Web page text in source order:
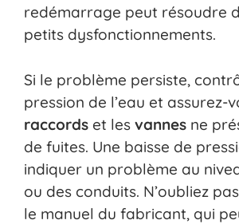
redémarrage peut résoudre
petits dysfonctionnements.
Si le problème persiste,
pression de l’eau et assurez-
raccords et les vannes ne
de fuites. Une baisse de
indiquer un problème au
ou des conduits. N’oubliez
le manuel du fabricant, qui